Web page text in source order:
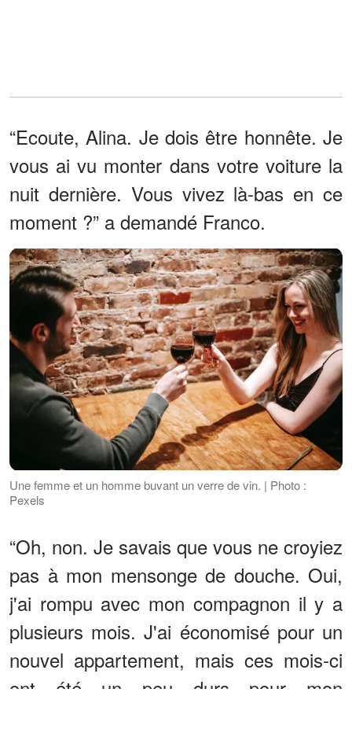
“Ecoute, Alina. Je dois être honnête. Je
vous ai vu monter dans votre voiture la
nuit dernière. Vous vivez là-bas en ce
moment ?” a demandé Franco.
Une femme et un homme buvant un verre de vin. | Photo :
Pexels
“Oh, non. Je savais que vous ne croyiez
pas à mon mensonge de douche. Oui,
j'ai rompu avec mon compagnon il y a
plusieurs mois. J'ai économisé pour un
nouvel appartement, mais ces mois-ci
ont été un peu durs pour mon